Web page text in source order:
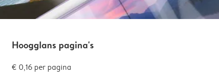
Hoogglans pagina's
€ 0,16 per pagina